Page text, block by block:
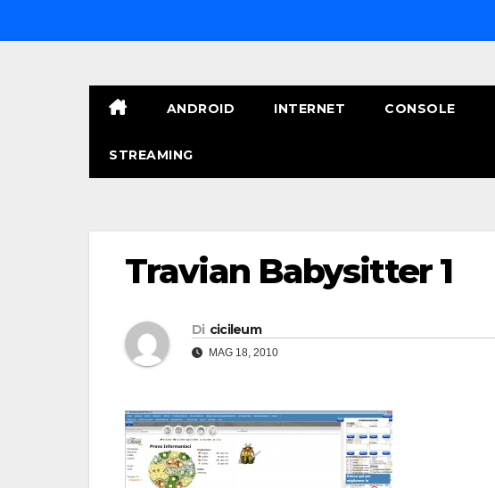
al
ANDROID INTERNET CONSOLE
STREAMING
Travian Babysitter 1
Di cicileum
MAG 18, 2010